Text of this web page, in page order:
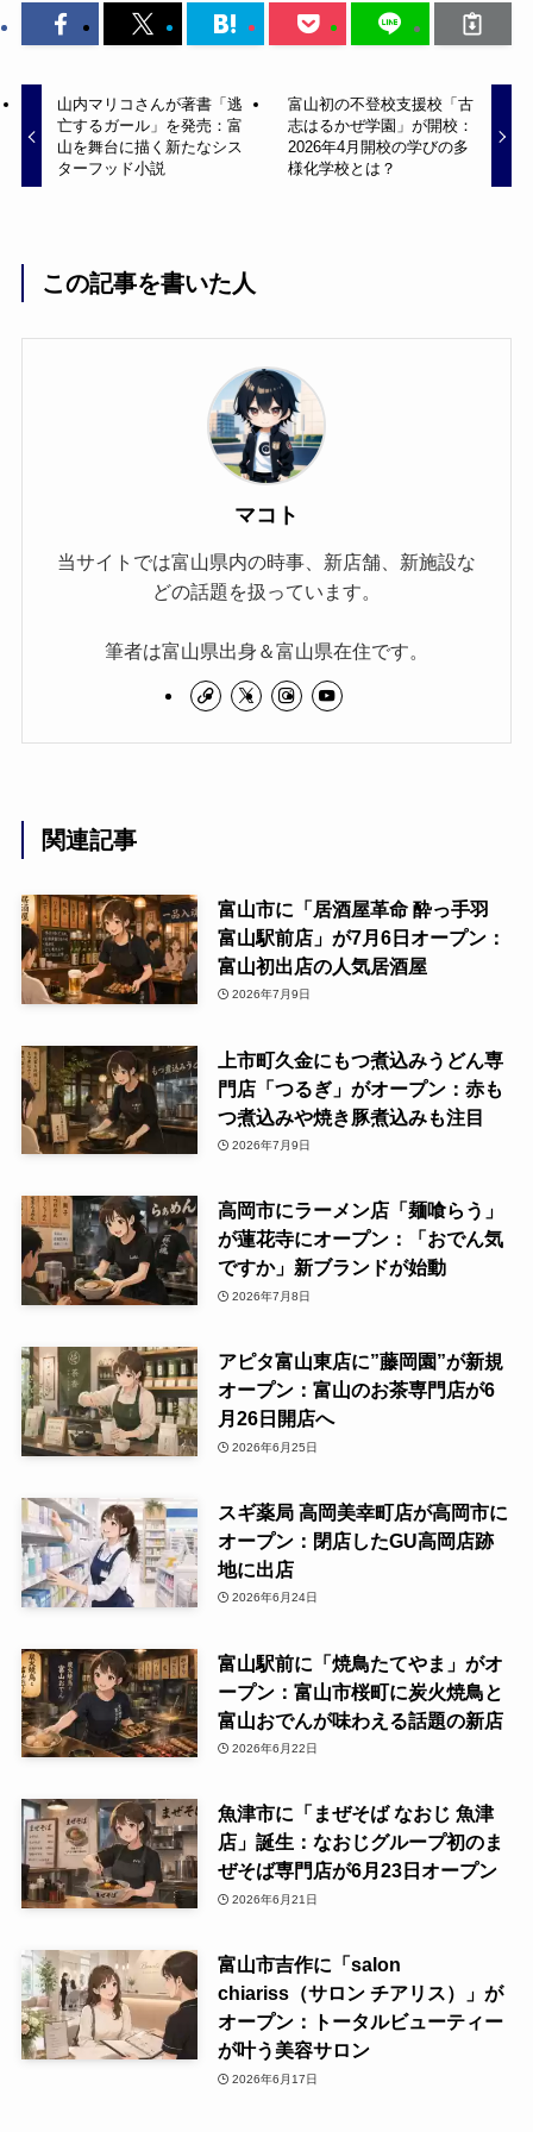
山内マリコさんが著書「逃
亡するガール」を発売：富
山を舞台に描く新たなシス
ターフッド小説
富山初の不登校支援校「古
志はるかぜ学園」が開校：
2026年4月開校の学びの多
様化学校とは？
この記事を書いた人
マコト
当サイトでは富山県内の時事、新店舗、新施設な
どの話題を扱っています。
筆者は富山県出身＆富山県在住です。
関連記事
富山市に「居酒屋革命 酔っ手羽
富山駅前店」が7月6日オープン：
富山初出店の人気居酒屋
2026年7月9日
上市町久金にもつ煮込みうどん専
門店「つるぎ」がオープン：赤も
つ煮込みや焼き豚煮込みも注目
2026年7月9日
高岡市にラーメン店「麺喰らう」
が蓮花寺にオープン：「おでん気
ですか」新ブランドが始動
2026年7月8日
アピタ富山東店に”藤岡園”が新規
オープン：富山のお茶専門店が6
月26日開店へ
2026年6月25日
スギ薬局 高岡美幸町店が高岡市に
オープン：閉店したGU高岡店跡
地に出店
2026年6月24日
富山駅前に「焼鳥たてやま」がオ
ープン：富山市桜町に炭火焼鳥と
富山おでんが味わえる話題の新店
2026年6月22日
魚津市に「まぜそば なおじ 魚津
店」誕生：なおじグループ初のま
ぜそば専門店が6月23日オープン
2026年6月21日
富山市吉作に「salon
chiariss（サロン チアリス）」が
オープン：トータルビューティー
が叶う美容サロン
2026年6月17日